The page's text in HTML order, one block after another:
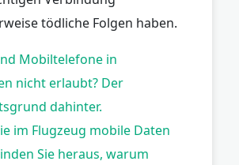
tödliche Folgen haben.
Mobiltelefone in
nicht erlaubt? Der
dahinter.
im Flugzeug mobile Daten
Sie heraus, warum